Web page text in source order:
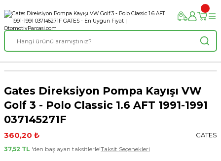
Gates Direksiyon Pompa Kayışı VW
Golf 3 - Polo Classic 1.6 AFT 1991-1991
037145271F
360,20 ₺
GATES
37,52 TL 'den başlayan taksitlerle!Taksit Seçenekleri